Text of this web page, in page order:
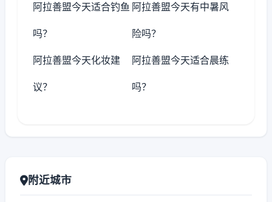
阿拉善盟今天适合钓鱼
吗？
阿拉善盟今天有中暑风
险吗？
阿拉善盟今天化妆建
议？
阿拉善盟今天适合晨练
吗？
附近城市